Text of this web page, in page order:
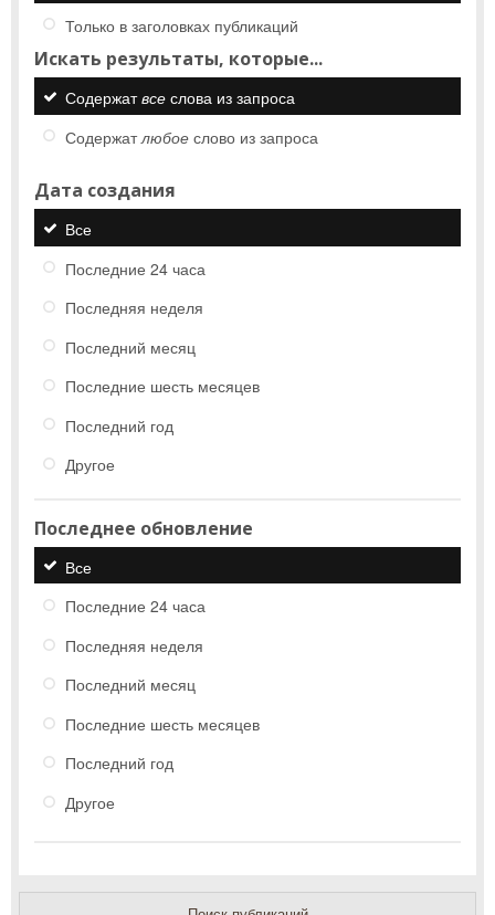
Только в заголовках публикаций
Искать результаты, которые...
Содержатвсе слова из запроса
Содержатлюбое слово из запроса
Дата создания
Все
Последние 24 часа
Последняя неделя
Последний месяц
Последние шесть месяцев
Последний год
Другое
Последнее обновление
Все
Последние 24 часа
Последняя неделя
Последний месяц
Последние шесть месяцев
Последний год
Другое